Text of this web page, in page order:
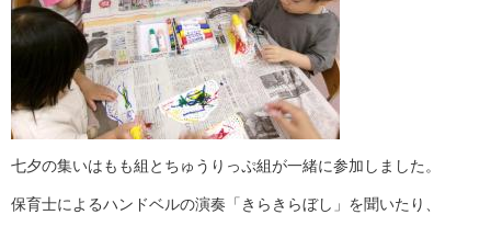
七夕の集いはもも組とちゅうりっぷ組が一緒に参加しました。
保育士によるハンドベルの演奏「きらきらぼし」を聞いたり、